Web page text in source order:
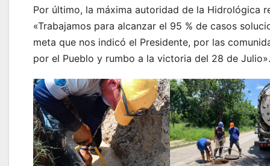
Por último, la máxima autoridad de la Hidrológica
«Trabajamos para alcanzar el 95 % de casos
meta que nos indicó el Presidente, por las
por el Pueblo y rumbo a la victoria del 28 de Julio».